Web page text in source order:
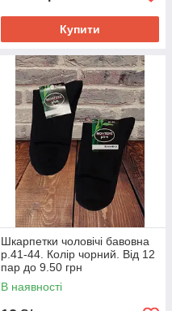
Купити
Шкарпетки чоловічі бавовна
р.41-44. Колір чорний. Від 12
пар до 9.50 грн
В наявності